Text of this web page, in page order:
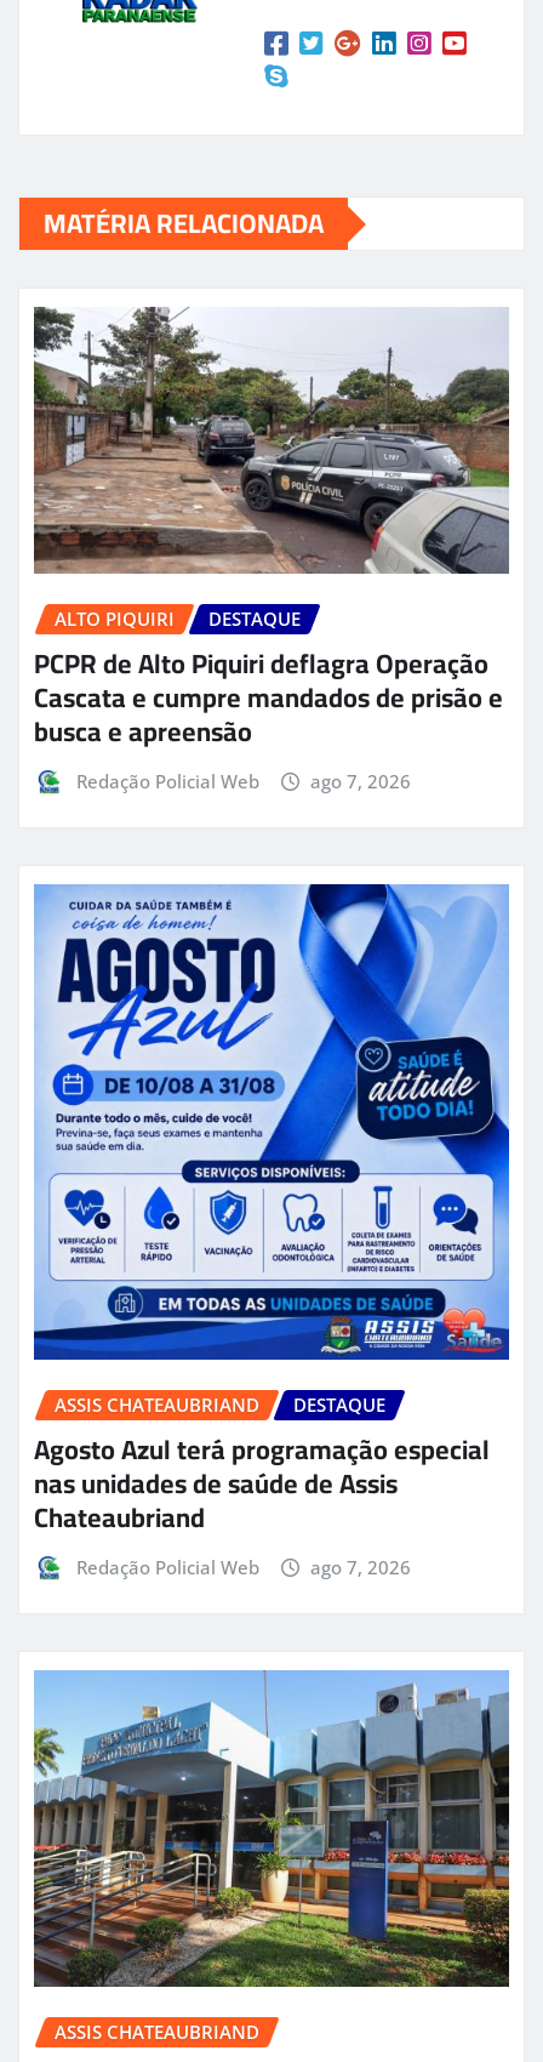
MATÉRIA RELACIONADA
ALTO PIQUIRI DESTAQUE
PCPR de Alto Piquiri deflagra Operação
Cascata e cumpre mandados de prisão e
busca e apreensão
Redação Policial Web ago 7, 2026
ASSIS CHATEAUBRIAND DESTAQUE
Agosto Azul terá programação especial
nas unidades de saúde de Assis
Chateaubriand
Redação Policial Web ago 7, 2026
ASSIS CHATEAUBRIAND